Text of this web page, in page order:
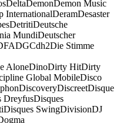
DeltaDemonDemon Music
InternationalDeramDesaster
DetritiDeutsche
MundiDeutscher
DGCdh2Die Stimme
AloneDinoDirty HitDirty
Global MobileDisco
DiscoveryDiscreetDisque
DreyfusDisques
Disques SwingDivisionDJ